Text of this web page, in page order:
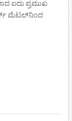
ಐದು ಪ್ರಮುಖ
ಮೆಟಲ್‌ನಿಂದ